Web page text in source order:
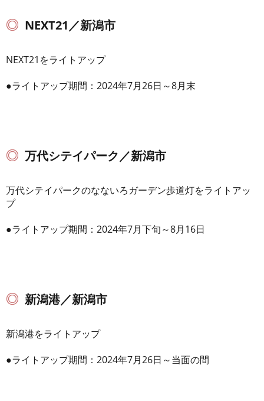
NEXT21／新潟市
NEXT21をライトアップ
●ライトアップ期間：2024年7月26日～8月末
万代シテイパーク／新潟市
万代シテイパークのなないろガーデン歩道灯をライトアッ
プ
●ライトアップ期間：2024年7月下旬～8月16日
新潟港／新潟市
新潟港をライトアップ
●ライトアップ期間：2024年7月26日～当面の間